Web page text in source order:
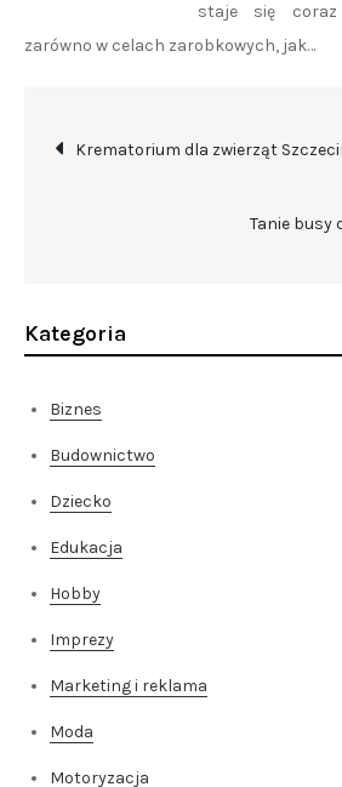
staje się coraz
zarówno w celach zarobkowych, jak…
Nawigacja
Krematorium dla zwierząt
Tanie busy
Kategoria
Biznes
Budownictwo
Dziecko
Edukacja
Hobby
Imprezy
Marketing i reklama
Moda
Motoryzacja